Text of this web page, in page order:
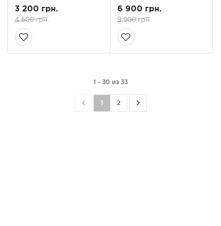
3 200 грн.
4 600 грн.
6 900 грн.
9 900 грн.
1 - 30 из 33
1 2